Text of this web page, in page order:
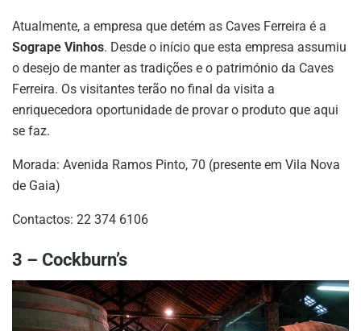
Atualmente, a empresa que detém as Caves Ferreira é a
Sogrape Vinhos. Desde o início que esta empresa assumiu
o desejo de manter as tradições e o património da Caves
Ferreira. Os visitantes terão no final da visita a
enriquecedora oportunidade de provar o produto que aqui
se faz.
Morada: Avenida Ramos Pinto, 70 (presente em Vila Nova
de Gaia)
Contactos: 22 374 6106
3 – Cockburn’s